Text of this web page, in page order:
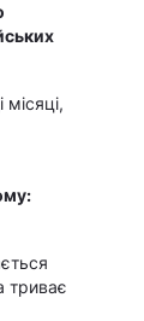
триває